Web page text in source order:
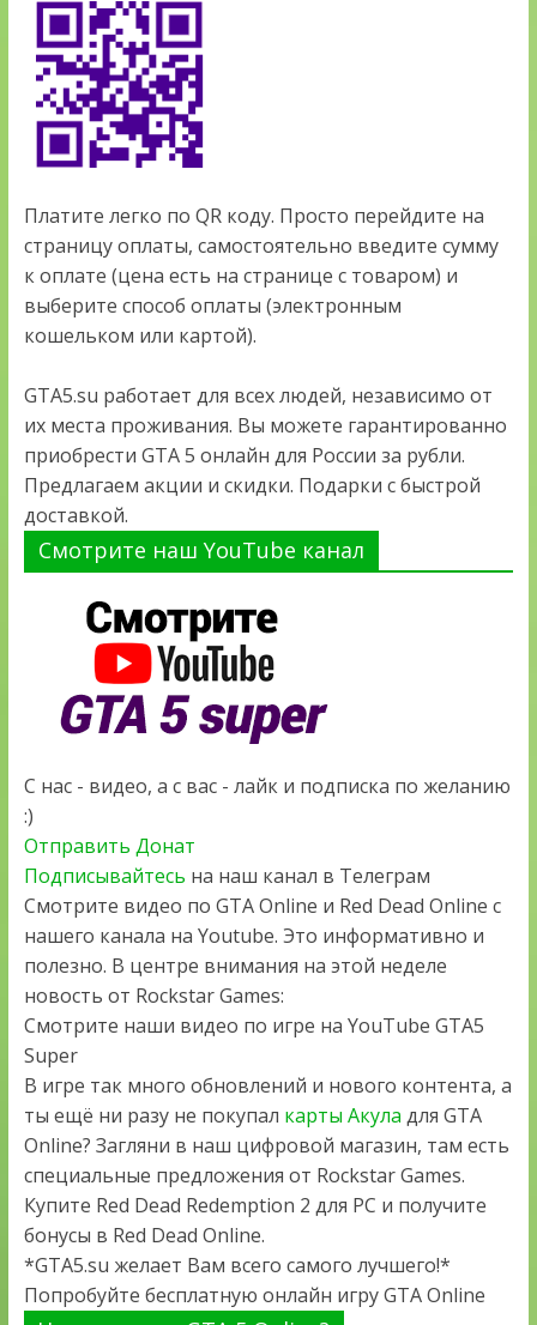
Платите легко по QR коду. Просто перейдите на
страницу оплаты, самостоятельно введите сумму
к оплате (цена есть на странице с товаром) и
выберите способ оплаты (электронным
кошельком или картой).
GTA5.su работает для всех людей, независимо от
их места проживания. Вы можете гарантированно
приобрести GTA 5 онлайн для России за рубли.
Предлагаем акции и скидки. Подарки с быстрой
доставкой.
Смотрите наш YouTube канал
С нас - видео, а с вас - лайк и подписка по желанию
:)
Отправить Донат
Подписывайтесь на наш канал в Телеграм
Смотрите видео по GTA Online и Red Dead Online с
нашего канала на Youtube. Это информативно и
полезно. В центре внимания на этой неделе
новость от Rockstar Games:
Смотрите наши видео по игре на YouTube GTA5
Super
В игре так много обновлений и нового контента, а
ты ещё ни разу не покупал карты Акула для GTA
Online? Загляни в наш цифровой магазин, там есть
специальные предложения от Rockstar Games.
Купите Red Dead Redemption 2 для PC и получите
бонусы в Red Dead Online.
*GTA5.su желает Вам всего самого лучшего!*
Попробуйте бесплатную онлайн игру GTA Online